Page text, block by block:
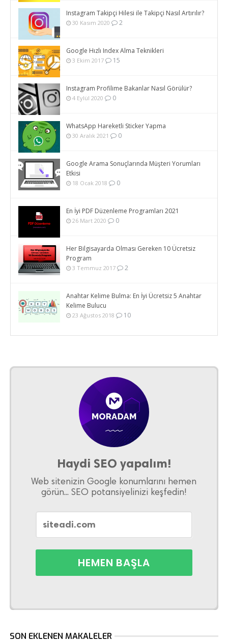
Instagram Takipçi Hilesi ile Takipçi Nasıl Artırılır?
30 Kasım 2020 2
Google Hızlı Index Alma Teknikleri
3 Ekim 2017 15
Instagram Profilime Bakanlar Nasıl Görülür?
4 Eylül 2020 0
WhatsApp Hareketli Sticker Yapma
30 Aralık 2021 0
Google Arama Sonuçlarında Müşteri Yorumları
Etkisi
18 Ocak 2018 0
En İyi PDF Düzenleme Programları 2021
26 Mart 2020 0
Her Bilgisayarda Olması Gereken 10 Ücretsiz
Program
3 Temmuz 2017 2
Anahtar Kelime Bulma: En İyi Ücretsiz 5 Anahtar
Kelime Bulucu
23 Ağustos 2018 10
Haydi SEO yapalım!
Web sitenizin Google konumlarını hemen
görün... SEO potansiyelinizi keşfedin!
SON EKLENEN MAKALELER